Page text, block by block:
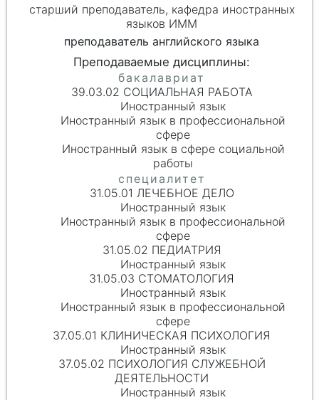
старший преподаватель, кафедра иностранных
языков ИММ
преподаватель английского языка
39.03.02 СОЦИАЛЬНАЯ РАБОТА
Иностранный язык
Иностранный язык в профессиональной
сфере
Иностранный язык в сфере социальной
работы
31.05.01 ЛЕЧЕБНОЕ ДЕЛО
Иностранный язык
Иностранный язык в профессиональной
сфере
31.05.02 ПЕДИАТРИЯ
Иностранный язык
31.05.03 СТОМАТОЛОГИЯ
Иностранный язык
Иностранный язык в профессиональной
сфере
37.05.01 КЛИНИЧЕСКАЯ ПСИХОЛОГИЯ
Иностранный язык
37.05.02 ПСИХОЛОГИЯ СЛУЖЕБНОЙ
ДЕЯТЕЛЬНОСТИ
Иностранный язык